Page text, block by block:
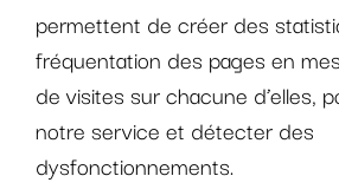
permettent de créer des
fréquentation des pages en
de visites sur chacune d’elles,
notre service et détecter des
dysfonctionnements.